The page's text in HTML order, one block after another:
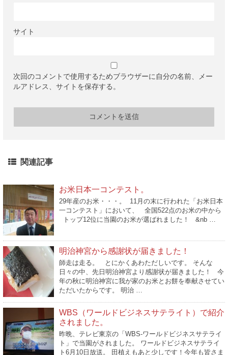
サイト
次回のコメントで使用するためブラウザーに自分の名前、メー
ルアドレス、サイトを保存する。
関連記事
お米日本一コンテスト。
29年産のお米・・・。 11月の末に行われた「お米日本
一コンテスト」において、 全国522点のお米の中から
トップ12位に当園のお米が選ばれました！ &nb …
明治神宮から感謝状が届きました！
師走は走る。 とにかくあわただしいです。 そんな
日々の中、先日明治神宮より感謝状が届きました！ 今
年の秋に明治神宮に我が家のお米とお餅を奉献させてい
ただいたからです。 明治 …
WBS（ワールドビジネスサテライト）で紹介
されました。
昨晩、テレビ東京の「WBS-ワールドビジネスサテライ
ト」で当園がされました。 ワールドビジネスサテライ
ト6月10日放送。 田植えもあと少しです！今年も皆さま